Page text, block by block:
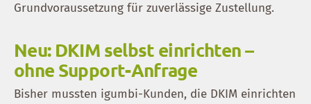
Grundvoraussetzung für zuverlässige Zustellung.
Neu: DKIM selbst einrichten –
ohne Support-Anfrage
Bisher mussten igumbi-Kunden, die DKIM einrichten